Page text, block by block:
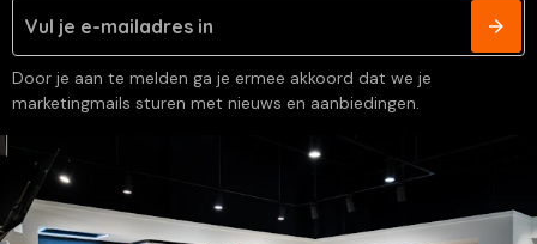
Door je aan te melden ga je ermee akkoord dat we je
marketingmails sturen met nieuws en aanbiedingen.